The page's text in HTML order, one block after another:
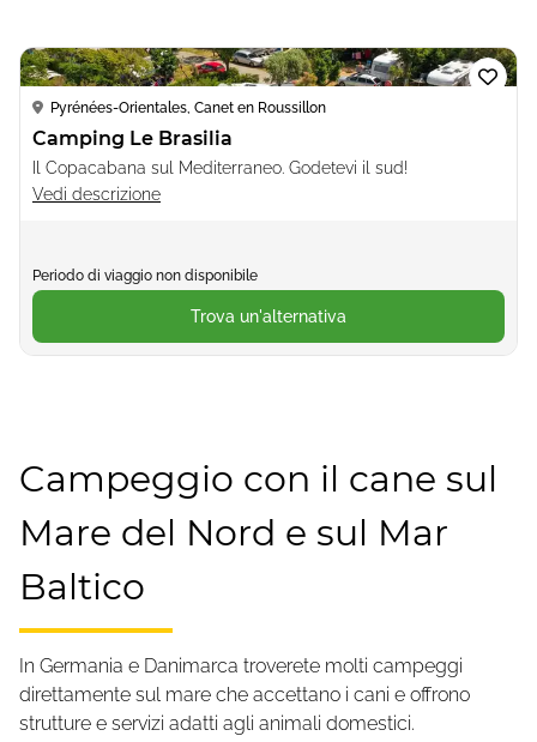
Loading...
Pyrénées-Orientales, Canet en Roussillon
Camping Le Brasilia
Il Copacabana sul Mediterraneo. Godetevi il sud!
Vedi descrizione
Periodo di viaggio non disponibile
Trova un'alternativa
Campeggio con il cane sul
Mare del Nord e sul Mar
Baltico
In Germania e Danimarca troverete molti campeggi
direttamente sul mare che accettano i cani e offrono
strutture e servizi adatti agli animali domestici.